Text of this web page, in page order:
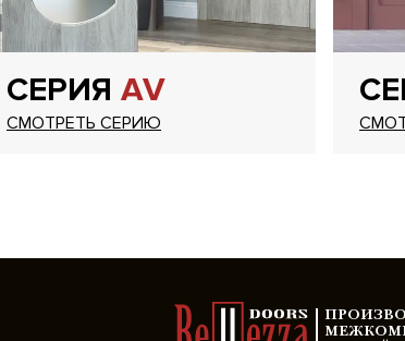
СЕРИЯ AV
СМОТРЕТЬ СЕРИЮ